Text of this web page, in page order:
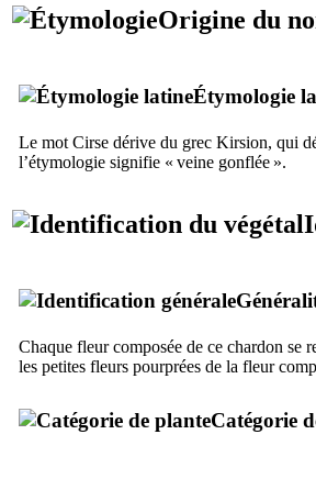
Origine du
Étymologie
Le mot Cirse dérive du grec Kirsion, qui
l’étymologie signifie « veine gonflée ».
Chaque fleur composée de ce chardon se
les petites fleurs pourprées de la fleur
Catégorie